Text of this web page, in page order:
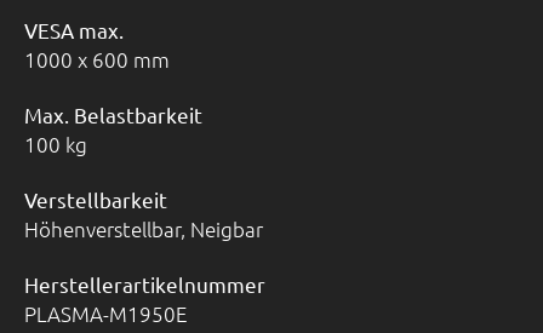
VESA max.
1000 x 600 mm
Max. Belastbarkeit
100 kg
Verstellbarkeit
Höhenverstellbar, Neigbar
Herstellerartikelnummer
PLASMA-M1950E